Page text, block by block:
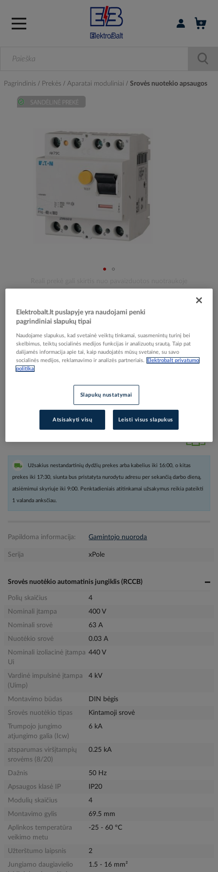
Prisijungti /
Pagrindinis Prekės Aparatai moduliniai Srovės nuotekio apsaugos
to
beginning
images
gallery
Relė srovės nuotėkio RCCB 4P 63A 30mA AC-tipas
PF6-63/4/003 - EATON
Elektrobalt prekės kodas
029884
EAN kodas
9007912537892
Gamintojo prekės kodas
286512
Prisijunkite, norėdami pamatyti kainas
Įtraukti į palyginimą
Užsakius nestandartinių dydžių prekes arba kabelius iki 16:00, o kitas
prekes iki 17:30, siunta bus pristatyta nurodytu adresu per sekančią darbo dieną,
atsiėmimui skyriuje iki 9:00. Penktadieniais atitinkamai užsakymus reikia pateikti
1 valanda anksčiau.
Papildoma informacija: Gamintojo nuoroda
Serija xPole
Srovės nuotėkio automatinis jungiklis (RCCB)
Polių skaičius
4
Nominali įtampa
400 V
Nominali srovė
63 A
Nuotėkio srovė
0.03 A
Nominali izoliacinė įtampa
Ui
440 V
Vardinė impulsinė įtampa
(Uimp)
4 kV
Montavimo būdas
DIN bėgis
Srovės nuotėkio tipas
Kintamoji srovė
Trumpojo jungimo
atjungimo galia (Icw)
6 kA
atsparumas viršįtampių
srovėms (8/20)
0.25 kA
Dažnis
50 Hz
Apsaugos klasė IP
IP20
Modulių skaičius
4
Montavimo gylis
69.5 mm
Aplinkos temperatūra
veikimo metu
-25 - 60 °C
Užterštumo laipsnis
2
Jungiamo daugiavielio
1.5 - 16 mm²
Elektrobalt.lt puslapyje yra naudojami penki
pagrindiniai slapukų tipai
Naudojame slapukus, kad svetainė veiktų tinkamai, suasmenintų turinį bei
skelbimus, teiktų socialinės medijos funkcijas ir analizuotų srautą. Taip pat
dalijamės informacija apie tai, kaip naudojatės mūsų svetaine, su savo
socialinės medijos, reklamavimo ir analizės partneriais.
Elektrobalt privatumo
politika
Slapukų nustatymai
Atsisakyti visų Leisti visus slapukus